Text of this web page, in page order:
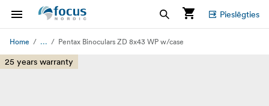
Pieslēgties
Home ... Pentax Binoculars ZD 8x43 WP w/case
25 years warranty